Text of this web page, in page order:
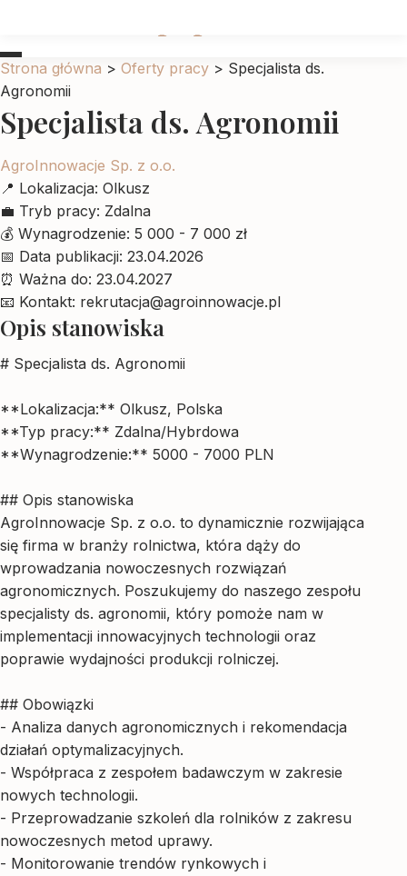
Strona główna > Oferty pracy > Specjalista ds.
Agronomii
Specjalista ds. Agronomii
AgroInnowacje Sp. z o.o.
📍 Lokalizacja: Olkusz
💼 Tryb pracy: Zdalna
💰 Wynagrodzenie: 5 000 - 7 000 zł
📅 Data publikacji: 23.04.2026
⏰ Ważna do: 23.04.2027
📧 Kontakt: rekrutacja@agroinnowacje.pl
Opis stanowiska
# Specjalista ds. Agronomii
**Lokalizacja:** Olkusz, Polska
**Typ pracy:** Zdalna/Hybrdowa
**Wynagrodzenie:** 5000 - 7000 PLN
## Opis stanowiska
AgroInnowacje Sp. z o.o. to dynamicznie rozwijająca
się firma w branży rolnictwa, która dąży do
wprowadzania nowoczesnych rozwiązań
agronomicznych. Poszukujemy do naszego zespołu
specjalisty ds. agronomii, który pomoże nam w
implementacji innowacyjnych technologii oraz
poprawie wydajności produkcji rolniczej.
## Obowiązki
- Analiza danych agronomicznych i rekomendacja
działań optymalizacyjnych.
- Współpraca z zespołem badawczym w zakresie
nowych technologii.
- Przeprowadzanie szkoleń dla rolników z zakresu
nowoczesnych metod uprawy.
- Monitorowanie trendów rynkowych i